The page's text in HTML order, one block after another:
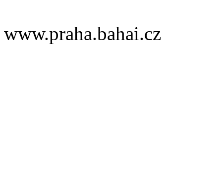
www.praha.bahai.cz